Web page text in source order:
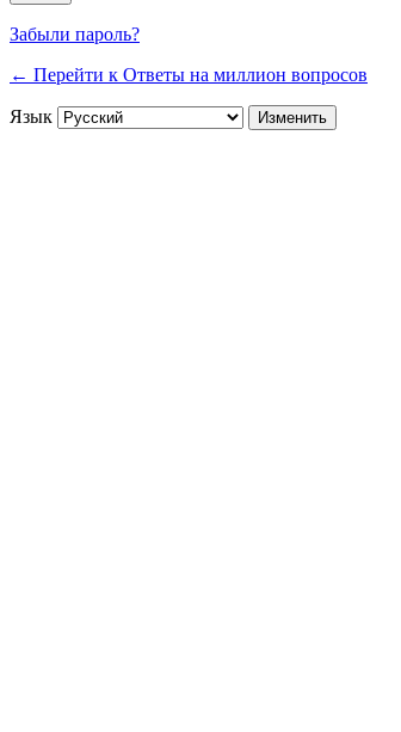
Забыли пароль?
← Перейти к Ответы на миллион вопросов
Язык